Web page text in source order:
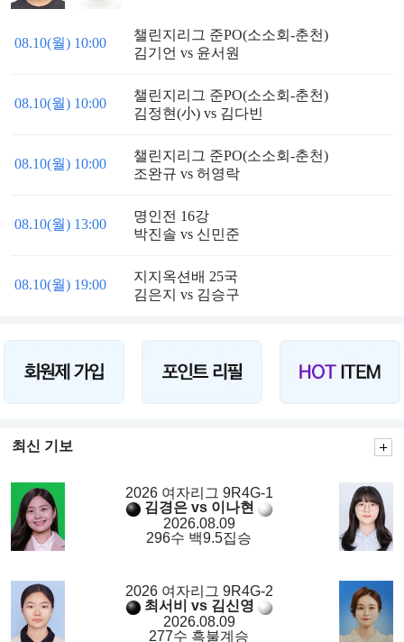
08.10(월) 10:00
챌린지리그 준PO(소소회-춘천)
김기언 vs 윤서원
08.10(월) 10:00
챌린지리그 준PO(소소회-춘천)
김정현(小) vs 김다빈
08.10(월) 10:00
챌린지리그 준PO(소소회-춘천)
조완규 vs 허영락
08.10(월) 13:00
명인전 16강
박진솔 vs 신민준
08.10(월) 19:00
지지옥션배 25국
김은지 vs 김승구
최신 기보
2026 여자리그 9R4G-1
김경은 vs 이나현
2026.08.09
296수 백9.5집승
2026 여자리그 9R4G-2
최서비 vs 김신영
2026.08.09
277수 흑불계승